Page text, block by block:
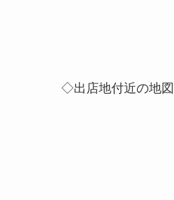
◇出店地付近の地図